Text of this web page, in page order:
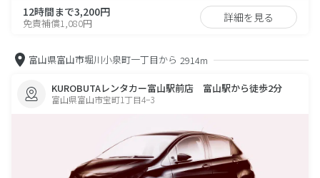
12時間まで3,200円
免責補償1,080円 詳細を見る
富山県富山市堀川小泉町一丁目から 2914m
KUROBUTAレンタカー富山駅前店 富山駅から徒歩2分
富山県富山市宝町1丁目4−3